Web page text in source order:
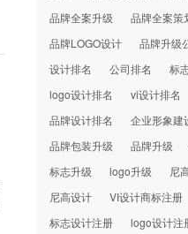
品牌全案升级
品牌全案策
品牌LOGO设计
品牌升级
设计排名
公司排名
标
logo设计排名
vi设计排名
品牌设计排名
企业形象建
品牌包装升级
品牌升级
标志升级
logo升级
尼
尼高设计
VI设计商标注册
标志设计注册
logo设计注